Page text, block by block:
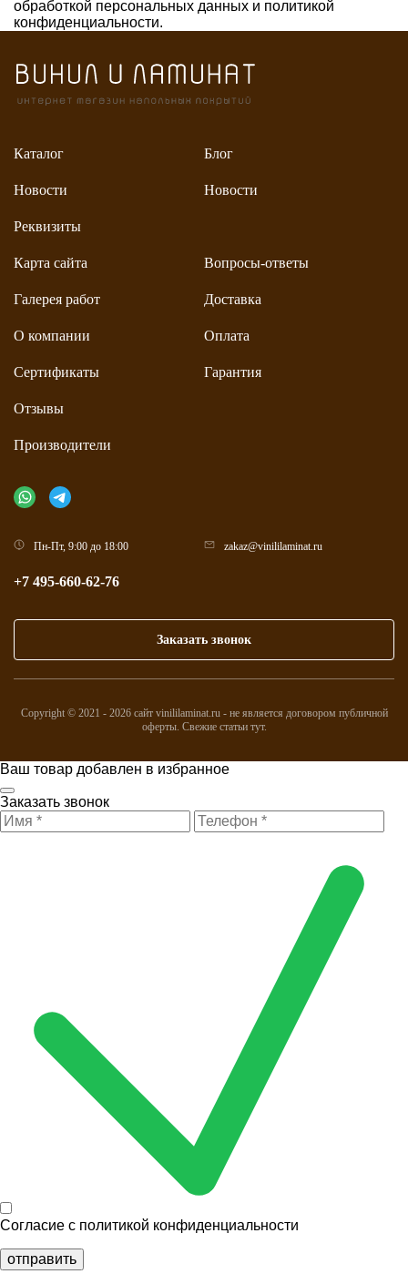
обработкой персональных данных и политикой
конфиденциальности.
Каталог
Новости
Реквизиты
Карта сайта
Галерея работ
Блог
Новости
О компании
Сертификаты
Отзывы
Производители
Вопросы-ответы
Доставка
Оплата
Гарантия
Пн-Пт, 9:00 до 18:00 zakaz@vinililaminat.ru
+7 495-660-62-76
Заказать звонок
Copyright © 2021 - 2026 сайт vinililaminat.ru - не является договором публичной
оферты. Свежие статьи тут.
Ваш товар добавлен в избранное
Заказать звонок
Согласие с политикой конфиденциальности
отправить